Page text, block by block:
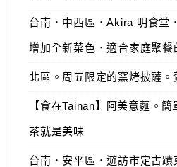
台南．中西區．Akira 明食堂
增加全新菜色．適合家庭聚餐
北區。周五限定的窯烤披薩。
【食在Tainan】阿美意麵。
茶就是美味
台南．安平區．遊訪市定古